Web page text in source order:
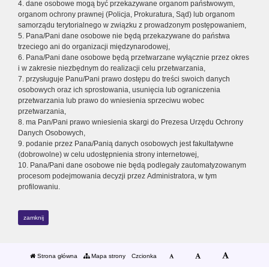
4. dane osobowe mogą być przekazywane organom państwowym,
organom ochrony prawnej (Policja, Prokuratura, Sąd) lub organom
samorządu terytorialnego w związku z prowadzonym postępowaniem,
5. Pana/Pani dane osobowe nie będą przekazywane do państwa
trzeciego ani do organizacji międzynarodowej,
6. Pana/Pani dane osobowe będą przetwarzane wyłącznie przez okres
i w zakresie niezbędnym do realizacji celu przetwarzania,
7. przysługuje Panu/Pani prawo dostępu do treści swoich danych
osobowych oraz ich sprostowania, usunięcia lub ograniczenia
przetwarzania lub prawo do wniesienia sprzeciwu wobec
przetwarzania,
8. ma Pan/Pani prawo wniesienia skargi do Prezesa Urzędu Ochrony
Danych Osobowych,
9. podanie przez Pana/Panią danych osobowych jest fakultatywne
(dobrowolne) w celu udostępnienia strony internetowej,
10. Pana/Pani dane osobowe nie będą podlegały zautomatyzowanym
procesom podejmowania decyzji przez Administratora, w tym
profilowaniu.
zamknij
Strona główna Mapa strony Czcionka